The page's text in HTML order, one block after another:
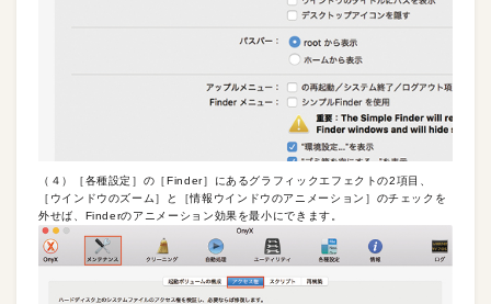
（４）［各種設定］の［Finder］にあるグラフィックエフェクトの2項目、
［ウインドウのズーム］と［情報ウインドウのアニメーション］のチェックを
外せば、Finderのアニメーション効果を最小にできます。